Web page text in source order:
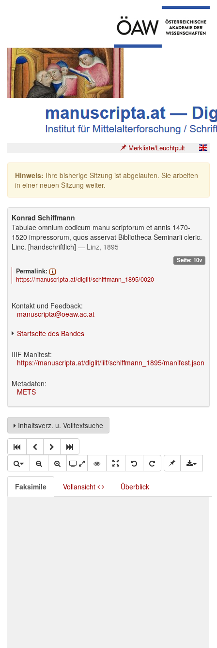
Merkliste/Leuchtpult
Hinweis: Ihre bisherige Sitzung ist abgelaufen. Sie arbeiten
in einer neuen Sitzung weiter.
Konrad Schiffmann
Tabulae omnium codicum manu scriptorum et annis 1470-
1520 impressorum, quos asservat Bibliotheca Seminarii cleric.
Linc. [handschriftlich] — Linz, 1895
Seite: 10v
Permalink:
https://manuscripta.at/diglit/schiffmann_1895/0020
Kontakt und Feedback:
manuscripta@oeaw.ac.at
Startseite des Bandes
IIIF Manifest:
https://manuscripta.at/diglit/iiif/schiffmann_1895/manifest.json
Metadaten:
METS
Inhaltsverz. u. Volltextsuche
Faksimile Vollansicht Überblick